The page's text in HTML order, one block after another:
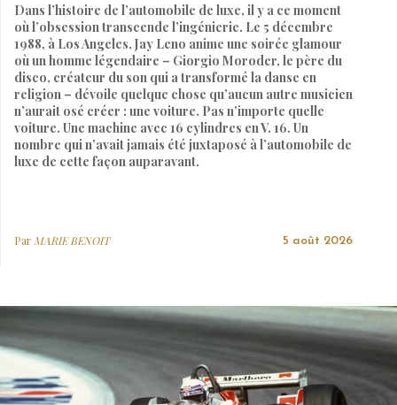
Dans l’histoire de l’automobile de luxe, il y a ce moment
où l’obsession transcende l’ingénierie. Le 5 décembre
1988, à Los Angeles, Jay Leno anime une soirée glamour
où un homme légendaire – Giorgio Moroder, le père du
disco, créateur du son qui a transformé la danse en
religion – dévoile quelque chose qu’aucun autre musicien
n’aurait osé créer : une voiture. Pas n’importe quelle
voiture. Une machine avec 16 cylindres en V. 16. Un
nombre qui n’avait jamais été juxtaposé à l’automobile de
luxe de cette façon auparavant.
Par MARIE BENOIT 5 août 2026